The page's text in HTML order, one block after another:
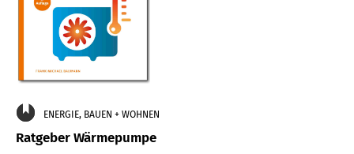
ENERGIE, BAUEN + WOHNEN
Ratgeber Wärmepumpe